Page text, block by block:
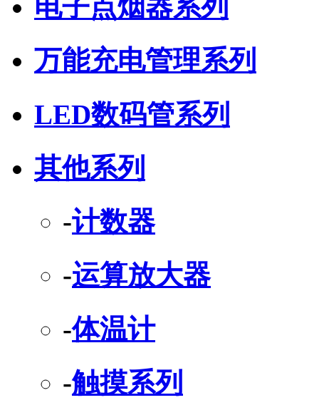
电子点烟器系列
万能充电管理系列
LED数码管系列
其他系列
-计数器
-运算放大器
-体温计
-触摸系列